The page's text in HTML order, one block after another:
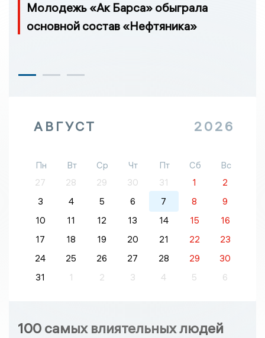
Молодежь «Ак Барса» обыграла
основной состав «Нефтяника»
АВГУСТ 2026
Пн Вт Ср Чт Пт Сб
Вс
27
28 29 30 31 1
2
3
4 5 6 7 8
9
10
11 12 13 14 15
16
17
18 19 20 21 22
23
24
25 26 27 28 29
30
31
1 2 3 4 5 6
100 самых влиятельных людей